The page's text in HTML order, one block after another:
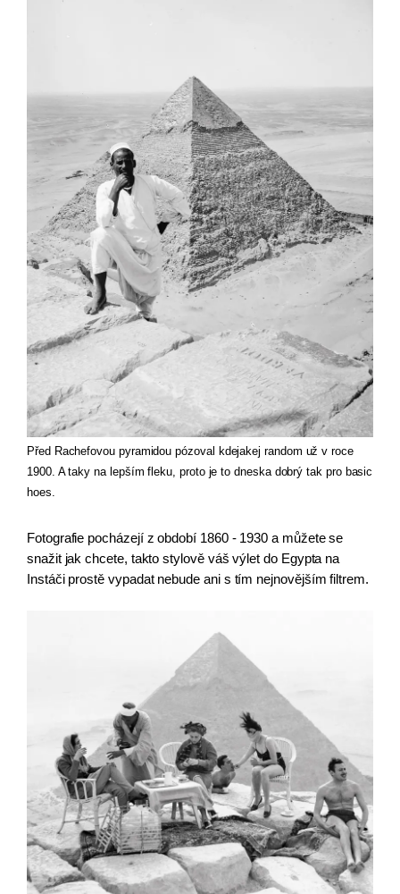
Před Rachefovou pyramidou pózoval kdejakej random už v roce
1900. A taky na lepším fleku, proto je to dneska dobrý tak pro basic
hoes.
Fotografie pocházejí z období 1860 - 1930 a můžete se
snažit jak chcete, takto stylově váš výlet do Egypta na
Instáči prostě vypadat nebude ani s tím nejnovějším filtrem.